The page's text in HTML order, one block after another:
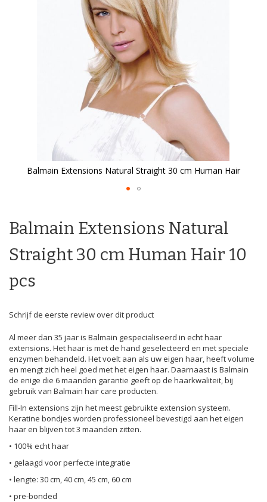
Balmain Extensions Natural Straight 30 cm Human Hair
het
begin
de
afbeeldingen-
gallerij
Balmain Extensions Natural
Straight 30 cm Human Hair 10
pcs
Schrijf de eerste review over dit product
Al meer dan 35 jaar is Balmain gespecialiseerd in echt haar
extensions. Het haar is met de hand geselecteerd en met speciale
enzymen behandeld. Het voelt aan als uw eigen haar, heeft volume
en mengt zich heel goed met het eigen haar. Daarnaast is Balmain
de enige die 6 maanden garantie geeft op de haarkwaliteit, bij
gebruik van Balmain hair care producten.
Fill-In extensions zijn het meest gebruikte extension systeem.
Keratine bondjes worden professioneel bevestigd aan het eigen
haar en blijven tot 3 maanden zitten.
• 100% echt haar
• gelaagd voor perfecte integratie
• lengte: 30 cm, 40 cm, 45 cm, 60 cm
• pre-bonded